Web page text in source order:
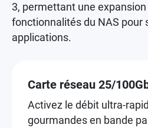
3, permettant une
fonctionnalités du NAS pour
applications.
Carte réseau 25/
Activez le débit ultra-
gourmandes en bande